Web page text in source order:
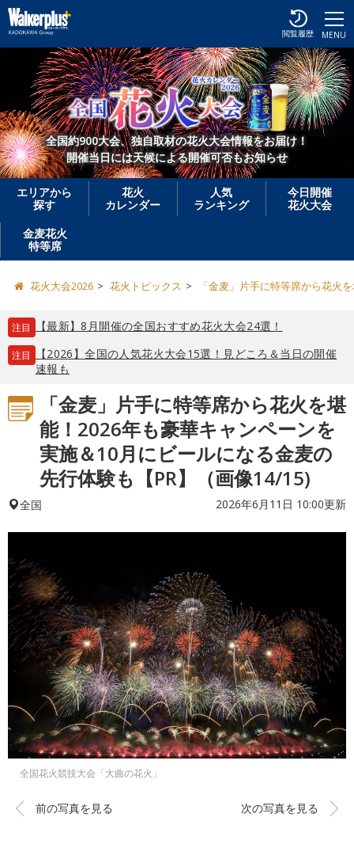
MENU
閲覧履歴
全国約900大会、独自取材の花火大会情報をお届け！
開催当日には天候による開催可否もお知らせ
エリアから
探す
花火
カレンダー
人気
ランキング
今日開催
花火大会
金麦花火
特等席
花火大会2026 花火トピックス 「金麦」片手に特等席から花火
注目 【最新】8月開催の全国おすすめ花火大会24選！
注目
【2026】全国の人気花火大会15選！見どころ＆当日の開催
速報も
「金麦」片手に特等席から花火を堪
能！2026年も豪華キャンペーンを
実施＆10月にビールになる金麦の
先行体験も【PR】（画像14/15)
全国 2026年6月11日 10:00更新
全国花火競技大会「大曲の花火」
前の写真を見る 次の写真を見る